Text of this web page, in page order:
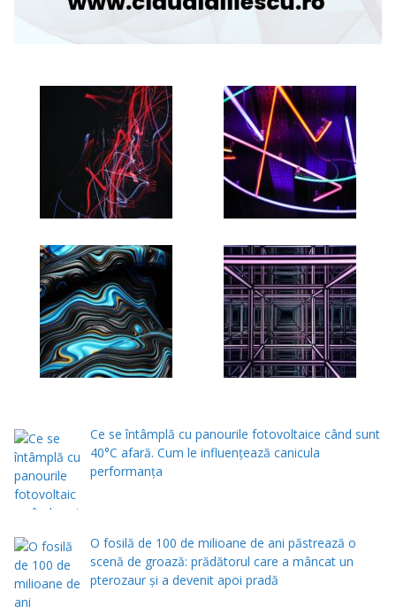
Ce se întâmplă cu panourile fotovoltaice când sunt
40°C afară. Cum le influențează canicula
performanța
O fosilă de 100 de milioane de ani păstrează o
scenă de groază: prădătorul care a mâncat un
pterozaur și a devenit apoi pradă